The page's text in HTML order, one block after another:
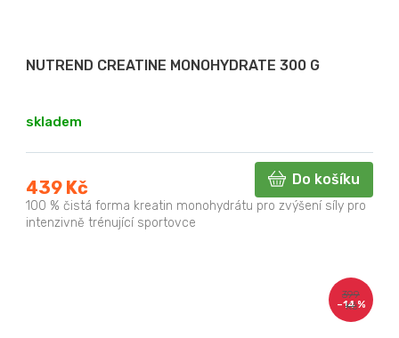
NUTREND CREATINE MONOHYDRATE 300 G
skladem
439 Kč Do košíku
100 % čistá forma kreatin monohydrátu pro zvýšení síly pro
intenzivně trénující sportovce
399
Kč
–14 %